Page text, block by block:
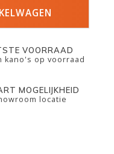
VOORRAAD
kano's op voorraad
MOGELIJKHEID
locatie